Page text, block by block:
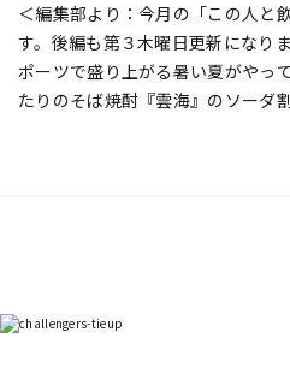
＜編集部より：今月の「この人と
す。後編も第３木曜日更新にな
ポーツで盛り上がる暑い夏がやっ
たりのそば焼酎『雲海』のソーダ